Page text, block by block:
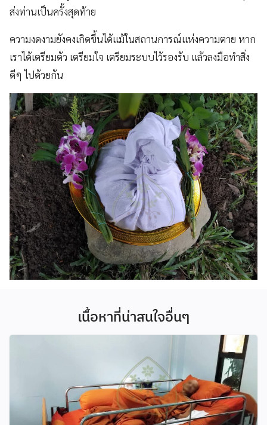
ส่งท่านเป็นครั้งสุดท้าย
ความงดงามยังคงเกิดขึ้นได้แม้ในสถานการณ์แห่งความตาย หาก
เราได้เตรียมตัว เตรียมใจ เตรียมระบบไว้รองรับ แล้วลงมือทำสิ่ง
ดีๆ ไปด้วยกัน
เนื้อหาที่น่าสนใจอื่นๆ